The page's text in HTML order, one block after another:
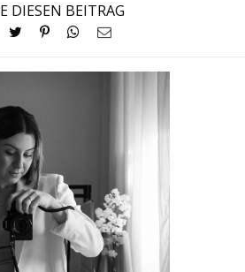
DIESEN BEITRAG